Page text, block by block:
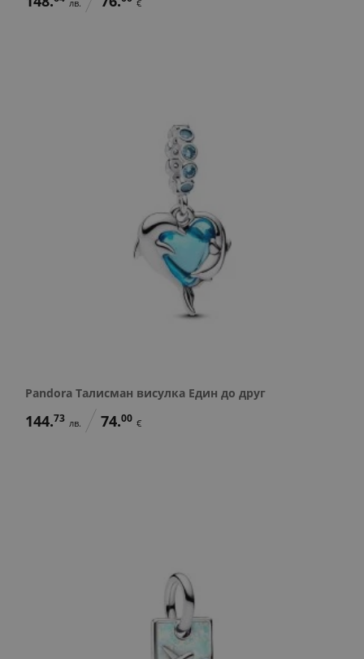
лв. €
Pandora Талисман висулка Един до друг
144.73 лв. 74.00 €